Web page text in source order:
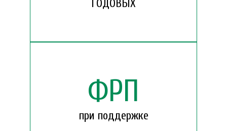
ГОДОВЫХ
ФРП
при поддержке